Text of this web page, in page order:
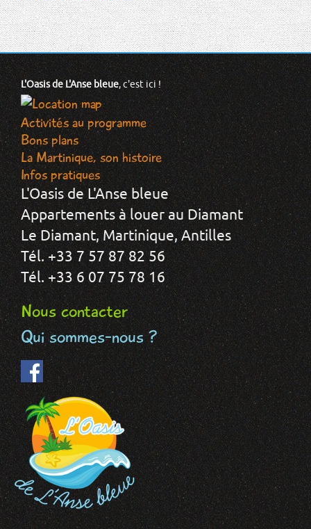
L'Oasis de L'Anse bleue, c'est ici !
Activités au programme
Bons plans
La Martinique, son histoire
Infos pratiques
L'Oasis de L'Anse bleue
Appartements à louer au Diamant
Le Diamant, Martinique, Antilles
Tél. +33 7 57 87 82 56
Tél. +33 6 07 75 78 16
Nous contacter
Qui sommes-nous ?
Facebook
(le
lien
est
externe)